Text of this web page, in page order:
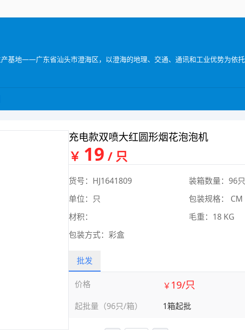
充电款双喷大红圆形烟花泡泡机
￥ 19 / 只
货号：HJ1641809 装箱数量：96只
单位：只
包装规格： CM
材积：
毛重：18 KG
包装方式：彩盒
批发
价格
起批量（96只/箱）
￥ 19/只
1箱起批